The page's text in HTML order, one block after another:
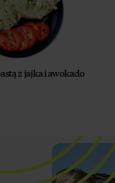
z jajka i awokado